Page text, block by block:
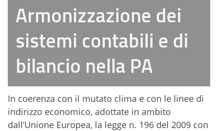
Armonizzazione dei
sistemi contabili e di
bilancio nella PA
In coerenza con il mutato clima e con le linee di
indirizzo economico, adottate in ambito
dall’Unione Europea, la legge n. 196 del 2009 con